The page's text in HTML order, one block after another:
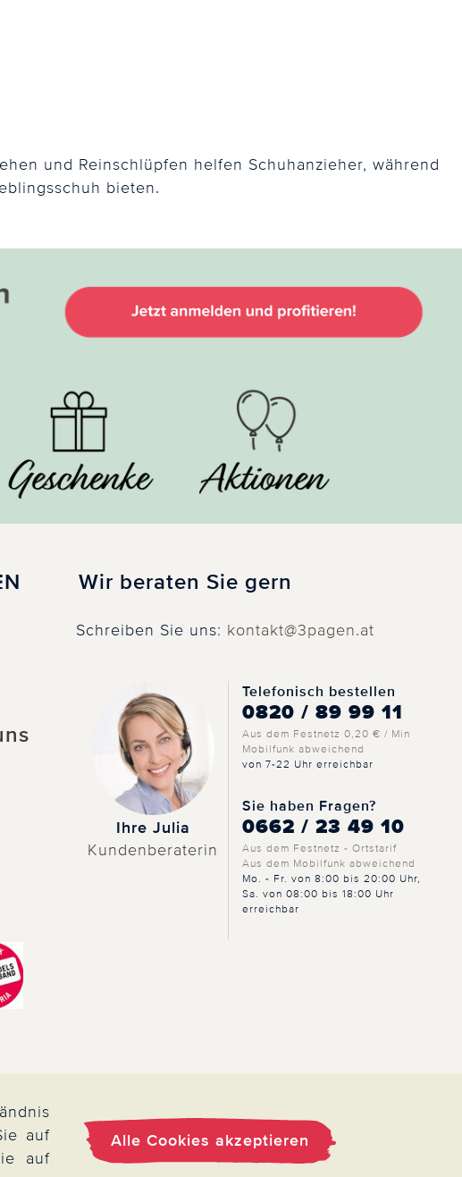
und Reinschlüpfen helfen Schuhanzieher, während
bieten.
Wir beraten Sie gern
Schreiben Sie uns: kontakt@3pagen.at
Ihre Julia
Kundenberaterin
Telefonisch bestellen
0820 / 89 99 11
Aus dem Festnetz 0,20 € / Min
Mobilfunk abweichend
von 7-22 Uhr erreichbar
Sie haben Fragen?
0662 / 23 49 10
Aus dem Festnetz - Ortstarif
Aus dem Mobilfunk abweichend
Mo. - Fr. von 8:00 bis 20:00 Uhr,
Sa. von 08:00 bis 18:00 Uhr
erreichbar
auf
auf
Alle Cookies akzeptieren